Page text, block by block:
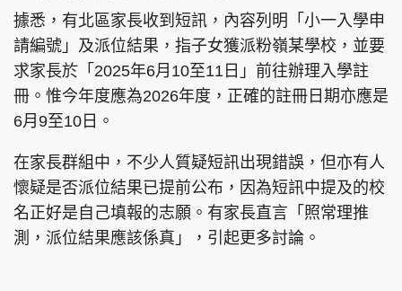
頭條日報 星島環球 The Standard
親子王
頭條搵工 EDUPLUS
據悉，有北區家長收到短訊，內容列明「小一入學申
請編號」及派位結果，指子女獲派粉嶺某學校，並要
求家長於「2025年6月10至11日」前往辦理入學註
冊。惟今年度應為2026年度，正確的註冊日期亦應是
6月9至10日。
在家長群組中，不少人質疑短訊出現錯誤，但亦有人
懷疑是否派位結果已提前公布，因為短訊中提及的校
名正好是自己填報的志願。有家長直言「照常理推
測，派位結果應該係真」，引起更多討論。